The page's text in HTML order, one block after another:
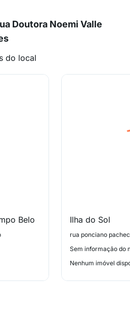
Doutora Noemi Valle
do local
Belo Ilha do Sol
Sem informação do
Nenhum imóvel